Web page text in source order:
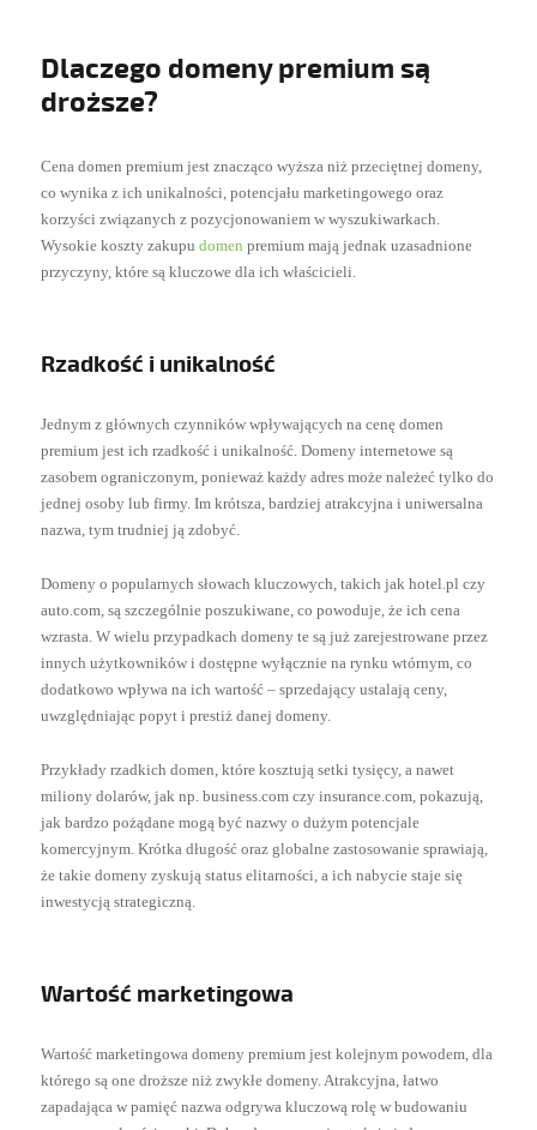
Dlaczego domeny premium są
droższe?
Cena domen premium jest znacząco wyższa niż przeciętnej domeny,
co wynika z ich unikalności, potencjału marketingowego oraz
korzyści związanych z pozycjonowaniem w wyszukiwarkach.
Wysokie koszty zakupudomenpremium mają jednak uzasadnione
przyczyny, które są kluczowe dla ich właścicieli.
Rzadkość i unikalność
Jednym z głównych czynników wpływających na cenę domen
premium jest ich rzadkość i unikalność. Domeny internetowe są
zasobem ograniczonym, ponieważ każdy adres może należeć tylko do
jednej osoby lub firmy. Im krótsza, bardziej atrakcyjna i uniwersalna
nazwa, tym trudniej ją zdobyć.
Domeny o popularnych słowach kluczowych, takich jak hotel.pl czy
auto.com, są szczególnie poszukiwane, co powoduje, że ich cena
wzrasta. W wielu przypadkach domeny te są już zarejestrowane przez
innych użytkowników i dostępne wyłącznie na rynku wtórnym, co
dodatkowo wpływa na ich wartość – sprzedający ustalają ceny,
uwzględniając popyt i prestiż danej domeny.
Przykłady rzadkich domen, które kosztują setki tysięcy, a nawet
miliony dolarów, jak np. business.com czy insurance.com, pokazują,
jak bardzo pożądane mogą być nazwy o dużym potencjale
komercyjnym. Krótka długość oraz globalne zastosowanie sprawiają,
że takie domeny zyskują status elitarności, a ich nabycie staje się
inwestycją strategiczną.
Wartość marketingowa
Wartość marketingowa domeny premium jest kolejnym powodem, dla
którego są one droższe niż zwykłe domeny. Atrakcyjna, łatwo
zapadająca w pamięć nazwa odgrywa kluczową rolę w budowaniu